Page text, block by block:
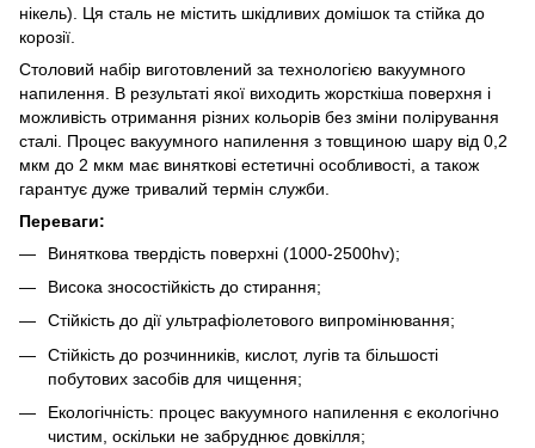
нікель). Ця сталь не містить шкідливих домішок та стійка до
корозії.
Столовий набір виготовлений за технологією вакуумного
напилення. В результаті якої виходить жорсткіша поверхня і
можливість отримання різних кольорів без зміни полірування
сталі. Процес вакуумного напилення з товщиною шару від 0,2
мкм до 2 мкм має виняткові естетичні особливості, а також
гарантує дуже тривалий термін служби.
Переваги:
Виняткова твердість поверхні (1000-2500hv);
Висока зносостійкість до стирання;
Стійкість до дії ультрафіолетового випромінювання;
Стійкість до розчинників, кислот, лугів та більшості
побутових засобів для чищення;
Екологічність: процес вакуумного напилення є екологічно
чистим, оскільки не забруднює довкілля;